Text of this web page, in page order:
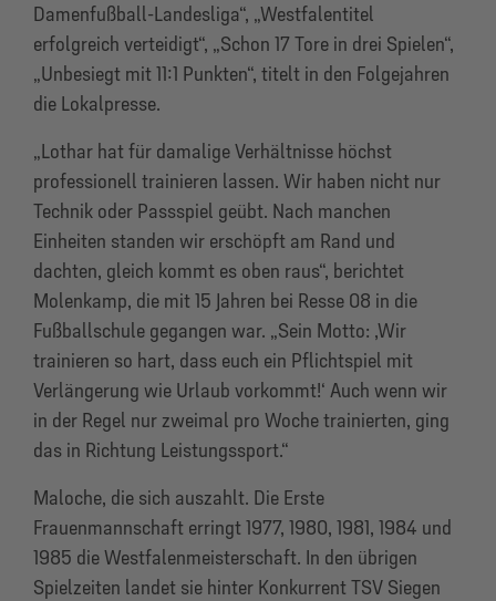
Damenfußball-Landesliga“, „Westfalentitel
erfolgreich verteidigt“, „Schon 17 Tore in drei Spielen“,
„Unbesiegt mit 11:1 Punkten“, titelt in den Folgejahren
die Lokalpresse.
„Lothar hat für damalige Verhältnisse höchst
professionell trainieren lassen. Wir haben nicht nur
Technik oder Passspiel geübt. Nach manchen
Einheiten standen wir erschöpft am Rand und
dachten, gleich kommt es oben raus“, berichtet
Molenkamp, die mit 15 Jahren bei Resse 08 in die
Fußballschule gegangen war. „Sein Motto: ,Wir
trainieren so hart, dass euch ein Pflichtspiel mit
Verlängerung wie Urlaub vorkommt!‘ Auch wenn wir
in der Regel nur zweimal pro Woche trainierten, ging
das in Richtung Leistungssport.“
Maloche, die sich auszahlt. Die Erste
Frauenmannschaft erringt 1977, 1980, 1981, 1984 und
1985 die Westfalenmeisterschaft. In den übrigen
Spielzeiten landet sie hinter Konkurrent TSV Siegen